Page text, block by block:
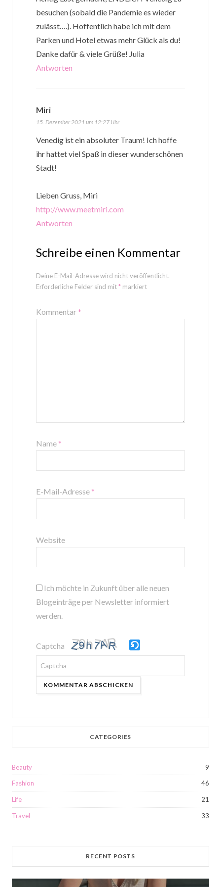
besuchen (sobald die Pandemie es wieder
zulässt….). Hoffentlich habe ich mit dem
Parken und Hotel etwas mehr Glück als du!
Danke dafür & viele Grüße! Julia
Antworten
Miri
15. Dezember 2021 um 12:27 Uhr
Venedig ist ein absoluter Traum! Ich hoffe
ihr hattet viel Spaß in dieser wunderschönen
Stadt!
Lieben Gruss, Miri
http://www.meetmiri.com
Antworten
Schreibe einen Kommentar
Deine E-Mail-Adresse wird nicht veröffentlicht.
Erforderliche Felder sind mit* markiert
Kommentar *
Name *
E-Mail-Adresse *
Website
Ich möchte in Zukunft über alle neuen
Blogeinträge per Newsletter informiert
werden.
Captcha
Bitte
gib
um
zu
du
CATEGORIES
Beauty 9
Fashion 46
Life 21
Travel 33
RECENT POSTS